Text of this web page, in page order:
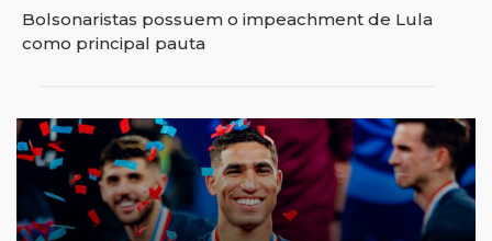
Bolsonaristas possuem o impeachment de Lula
como principal pauta